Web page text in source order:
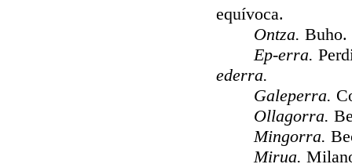
equívoca.
Ontza. Buho.
Ep-erra.
ederra.
Galeperra.
Ollagorra.
Mingorra.
Mirua.